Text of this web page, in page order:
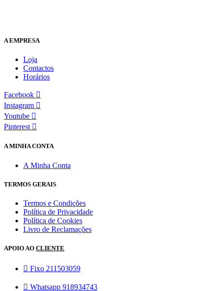
A EMPRESA
Loja
Contactos
Horários
Facebook
Instagram
Youtube
Pinterest
A MINHA CONTA
A Minha Conta
TERMOS GERAIS
Termos e Condições
Política de Privacidade
Política de Cookies
Livro de Reclamações
APOIO AO CLIENTE
Fixo 211503059
Whatsapp 918934743